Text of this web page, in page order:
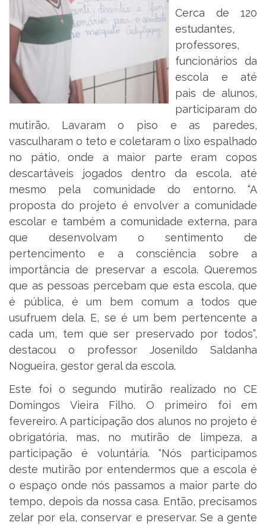
Cerca de 120
estudantes,
professores,
funcionários da
escola e até
pais de alunos,
participaram do
mutirão. Lavaram o piso e as paredes,
vasculharam o teto e coletaram o lixo espalhado
no pátio, onde a maior parte eram copos
descartáveis jogados dentro da escola, até
mesmo pela comunidade do entorno. “A
proposta do projeto é envolver a comunidade
escolar e também a comunidade externa, para
que desenvolvam o sentimento de
pertencimento e a consciência sobre a
importância de preservar a escola. Queremos
que as pessoas percebam que esta escola, que
é pública, é um bem comum a todos que
usufruem dela. E, se é um bem pertencente a
cada um, tem que ser preservado por todos”,
destacou o professor Josenildo Saldanha
Nogueira, gestor geral da escola.
Este foi o segundo mutirão realizado no CE
Domingos Vieira Filho. O primeiro foi em
fevereiro. A participação dos alunos no projeto é
obrigatória, mas, no mutirão de limpeza, a
participação é voluntária. “Nós participamos
deste mutirão por entendermos que a escola é
o espaço onde nós passamos a maior parte do
tempo, depois da nossa casa. Então, precisamos
zelar por ela, conservar e preservar. Se a gente